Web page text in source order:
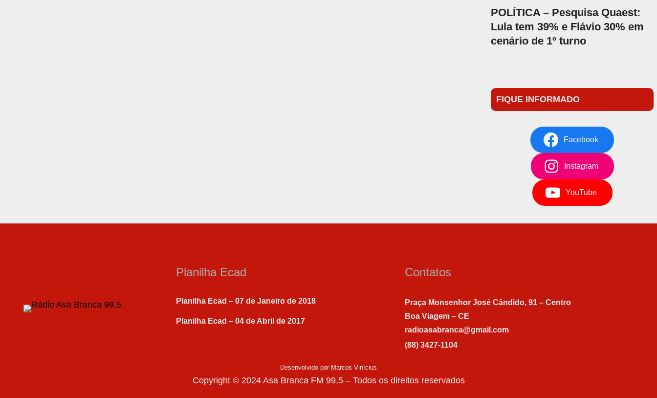
POLÍTICA – Pesquisa Quaest:
Lula tem 39% e Flávio 30% em
cenário de 1º turno
FIQUE INFORMADO
Facebook
Instagram
YouTube
Planilha Ecad
Planilha Ecad – 07 de Janeiro de 2018
Planilha Ecad – 04 de Abril de 2017
Contatos
Praça Monsenhor José Cândido, 91 – Centro
Boa Viagem – CE
radioasabranca@gmail.com
(88) 3427-1104
Desenvolvido por Marcos Vinícius
Copyright © 2024 Asa Branca FM 99,5 – Todos os direitos reservados